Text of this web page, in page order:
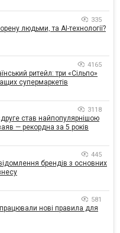
335
людьми, та AI-технології?
4165
ритейл: три «Сільпо»
супермаркетів
3118
став найпопулярнішою
— рекордна за 5 років
445
брендів з основних
581
нові правила для